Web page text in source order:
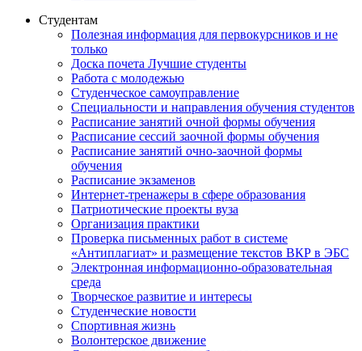
Студентам
Полезная информация для первокурсников и не
только
Доска почета Лучшие студенты
Работа с молодежью
Студенческое самоуправление
Специальности и направления обучения студентов
Расписание занятий очной формы обучения
Расписание сессий заочной формы обучения
Расписание занятий очно-заочной формы
обучения
Расписание экзаменов
Интернет-тренажеры в сфере образования
Патриотические проекты вуза
Организация практики
Проверка письменных работ в системе
«Антиплагиат» и размещение текстов ВКР в ЭБС
Электронная информационно-образовательная
среда
Творческое развитие и интересы
Студенческие новости
Спортивная жизнь
Волонтерское движение